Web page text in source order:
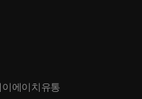
에이치유통